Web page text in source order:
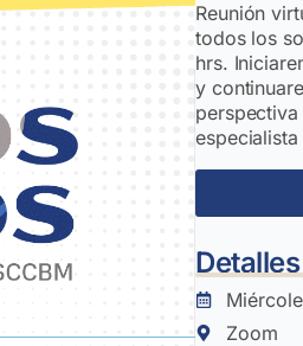
Reunión
todos los
hrs.
y
Detalles
Zoom